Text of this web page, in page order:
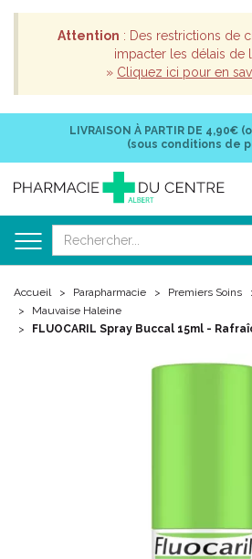
Attention : Des restrictions de
impacter les délais de
» Cliquez ici pour en
LIVRAISON À PARTIR DE 4,90€
(sous conditions de
Accueil Parapharmacie Premiers Soins
Mauvaise Haleine
FLUOCARIL Spray Buccal 15ml -